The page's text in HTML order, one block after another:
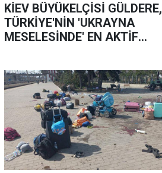
KİEV BÜYÜKELÇİSİ GÜLDERE,
TÜRKİYE'NİN 'UKRAYNA
MESELESİNDE' EN AKTİF